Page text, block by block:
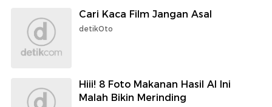
Cari Kaca Film Jangan Asal
detikOto
Hiii! 8 Foto Makanan Hasil AI Ini
Malah Bikin Merinding